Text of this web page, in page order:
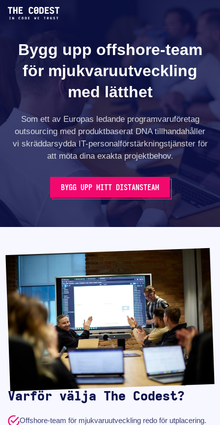
Bygg upp offshore-team
för mjukvaruutveckling
med lätthet
Som ett av Europas ledande programvaruföretag
outsourcing med produktbaserat DNA tillhandahåller
vi skräddarsydda IT-personalförstärkningstjänster för
att möta dina exakta projektbehov.
BYGG UPP MITT DISTANSTEAM
Varför välja The Codest?
Offshore-team för mjukvaruutveckling redo för utplacering.